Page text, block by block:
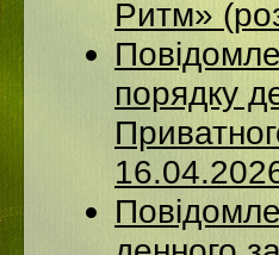
Ритм»
порядку